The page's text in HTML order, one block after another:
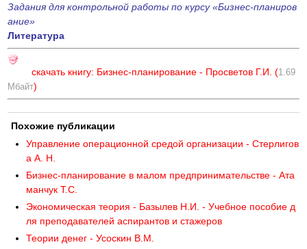
Задания для контрольной работы по курсу «Бизнес-планиров
ание»
Литература
скачать книгу: Бизнес-планирование - Просветов Г.И. (1.69
Мбайт)
Похожие публикации
Управление операционной средой организации - Стерлигов
а А. Н.
Бизнес-планирование в малом предпринимательстве - Ата
манчук Т.С.
Экономическая теория - Базылев Н.И. - Учебное пособие д
ля преподавателей аспирантов и стажеров
Теории денег - Усоскин В.М.